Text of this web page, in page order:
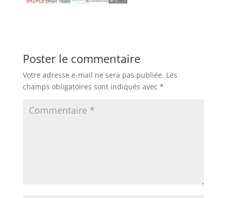
Poster le commentaire
Votre adresse e-mail ne sera pas publiée. Les
champs obligatoires sont indiqués avec *